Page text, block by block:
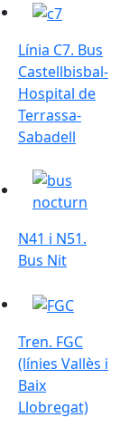
Línia C7. Bus
Línia C7. Bus
Castellbisbal-
Hospital de
Terrassa-
Sabadell
N41 i N51. Bus
N41 i N51.
Bus Nit
Tren. FGC
Tren. FGC
(línies Vallès i
Baix
Llobregat)